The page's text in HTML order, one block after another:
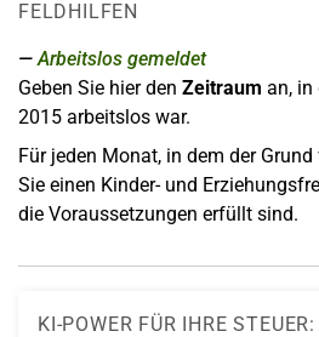
FELDHILFEN
Arbeitslos gemeldet
Geben Sie hier den Zeitraum an, in
2015 arbeitslos war.
Für jeden Monat, in dem der
Sie einen Kinder- und
die Voraussetzungen erfüllt sind.
KI-POWER FÜR IHRE STEUER: